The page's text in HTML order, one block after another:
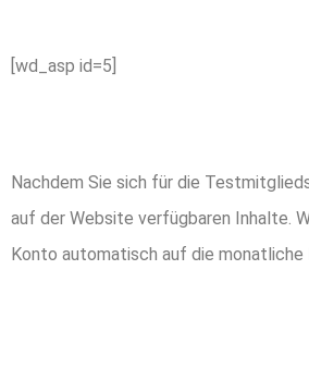
[wd_asp id=5]
Nachdem Sie sich für die
auf der Website verfügbaren Inhalte.
Konto automatisch auf die